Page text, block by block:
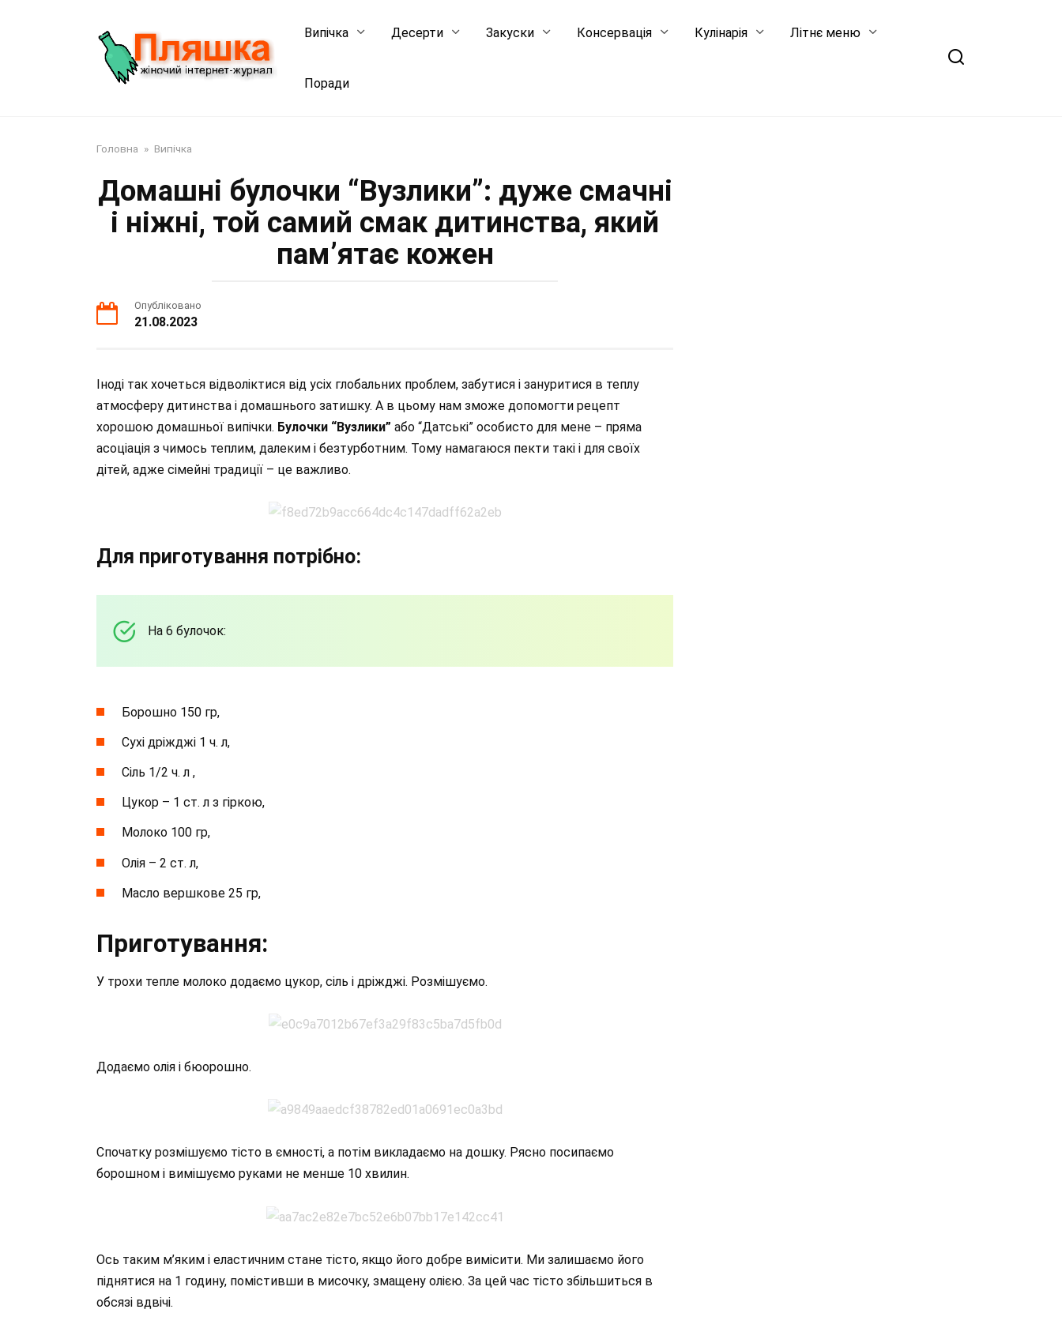
Випічка Десерти Закуски Консервація Кулінарія Літнє меню
Поради
Головна » Випічка
Домашні булочки “Вузлики”: дуже смачні
і ніжні, той самий смак дитинства, який
пам’ятає кожен
Опубліковано
21.08.2023
Іноді так хочеться відволіктися від усіх глобальних проблем, забутися і зануритися в теплу
атмосферу дитинства і домашнього затишку. А в цьому нам зможе допомогти рецепт
хорошою домашньої випічки. Булочки “Вузлики” або “Датські” особисто для мене – пряма
асоціація з чимось теплим, далеким і безтурботним. Тому намагаюся пекти такі і для своїх
дітей, адже сімейні традиції – це важливо.
Для приготування потрібно:
На 6 булочок:
Борошно 150 гр,
Сухі дріжджі 1 ч. л,
Сіль 1/2 ч. л ,
Цукор – 1 ст. л з гіркою,
Молоко 100 гр,
Олія – 2 ст. л,
Масло вершкове 25 гр,
Приготування:
У трохи тепле молоко додаємо цукор, сіль і дріжджі. Розмішуємо.
Додаємо олія і бюорошно.
Спочатку розмішуємо тісто в ємності, а потім викладаємо на дошку. Рясно посипаємо
борошном і вимішуємо руками не менше 10 хвилин.
Ось таким м’яким і еластичним стане тісто, якщо його добре вимісити. Ми залишаємо його
піднятися на 1 годину, помістивши в мисочку, змащену олією. За цей час тісто збільшиться в
обсязі вдвічі.